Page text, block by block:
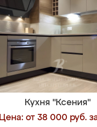
Кухня "Ксения"
Цена: от 38 000 руб.